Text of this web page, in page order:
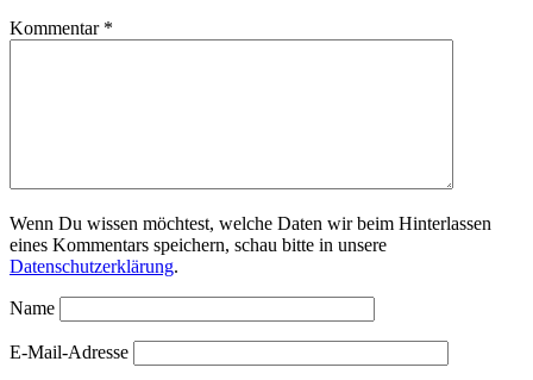
Kommentar *
Wenn Du wissen möchtest, welche Daten wir beim Hinterlassen
eines Kommentars speichern, schau bitte in unsere
Datenschutzerklärung.
Name
E-Mail-Adresse